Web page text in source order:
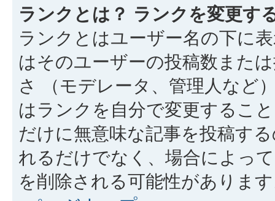
ランクとは？ ランクを変更す
ランクとはユーザー名の下に
はそのユーザーの投稿数また
さ （モデレータ、管理人など
はランクを自分で変更するこ
だけに無意味な記事を投稿す
れるだけでなく、場合によっ
を削除される可能性がありま